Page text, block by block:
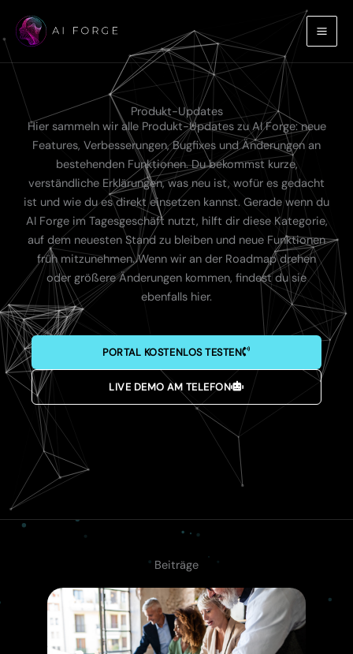
Inhalt
springen
Produkt-Updates
Hier sammeln wir alle Produkt-Updates zu AI Forge: neue
Features, Verbesserungen, Bugfixes und Änderungen an
bestehenden Funktionen. Du bekommst kurze,
verständliche Erklärungen, was neu ist, wofür es gedacht
ist und wie du es direkt einsetzen kannst. Gerade wenn du
AI Forge im Tagesgeschäft nutzt, hilft dir diese Kategorie,
auf dem neuesten Stand zu bleiben und neue Funktionen
früh mitzunehmen. Wenn wir an der Roadmap drehen
oder größere Änderungen kommen, findest du sie
ebenfalls hier.
PORTAL KOSTENLOS TESTEN
LIVE DEMO AM TELEFON
Beiträge